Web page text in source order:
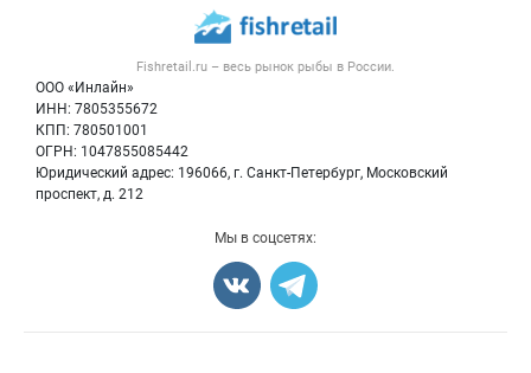
Fishretail.ru – весь рынок рыбы в России.
ООО «Инлайн»
ИНН: 7805355672
КПП: 780501001
ОГРН: 1047855085442
Юридический адрес: 196066, г. Санкт-Петербург, Московский
проспект, д. 212
Публичная оферта
Контактная информация
Политика обработки персональных данных
Новости рынка
Блог
Рыба
Икра
Мы в соцсетях: